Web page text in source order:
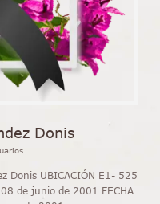
Donis
Donis UBICACIÓN E1- 525
08 de junio de 2001 FECHA